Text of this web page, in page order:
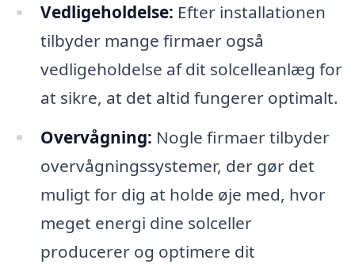
Vedligeholdelse: Efter installationen
tilbyder mange firmaer også
vedligeholdelse af dit solcelleanlæg for
at sikre, at det altid fungerer optimalt.
Overvågning: Nogle firmaer tilbyder
overvågningssystemer, der gør det
muligt for dig at holde øje med, hvor
meget energi dine solceller
producerer og optimere dit